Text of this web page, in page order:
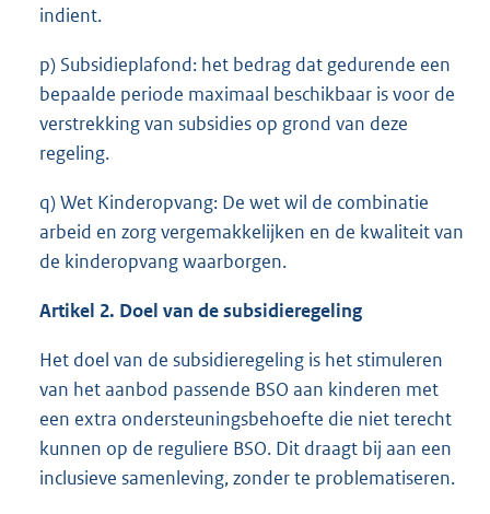
indient.
p) Subsidieplafond: het bedrag dat gedurende een
bepaalde periode maximaal beschikbaar is voor de
verstrekking van subsidies op grond van deze
regeling.
q) Wet Kinderopvang: De wet wil de combinatie
arbeid en zorg vergemakkelijken en de kwaliteit van
de kinderopvang waarborgen.
Artikel 2. Doel van de subsidieregeling
Het doel van de subsidieregeling is het stimuleren
van het aanbod passende BSO aan kinderen met
een extra ondersteuningsbehoefte die niet terecht
kunnen op de reguliere BSO. Dit draagt bij aan een
inclusieve samenleving, zonder te problematiseren.